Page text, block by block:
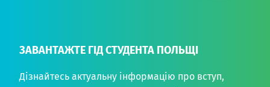
ЗАВАНТАЖТЕ ГІД СТУДЕНТА ПОЛЬЩІ
Дізнайтесь актуальну інформацію про вступ,